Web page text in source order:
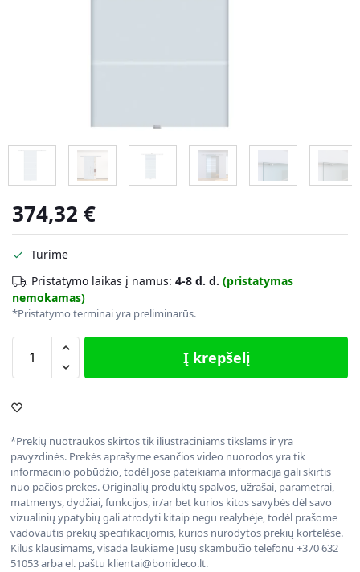
374,32 €
Turime
Pristatymo laikas į namus: 4-8 d. d. (pristatymas
nemokamas)
*Pristatymo terminai yra preliminarūs.
Į krepšelį
*Prekių nuotraukos skirtos tik iliustraciniams tikslams ir yra
pavyzdinės. Prekės aprašyme esančios video nuorodos yra tik
informacinio pobūdžio, todėl jose pateikiama informacija gali skirtis
nuo pačios prekės. Originalių produktų spalvos, užrašai, parametrai,
matmenys, dydžiai, funkcijos, ir/ar bet kurios kitos savybės dėl savo
vizualinių ypatybių gali atrodyti kitaip negu realybėje, todėl prašome
vadovautis prekių specifikacijomis, kurios nurodytos prekių kortelėse.
Kilus klausimams, visada laukiame Jūsų skambučio telefonu +370 632
51053 arba el. paštu klientai@bonideco.lt.